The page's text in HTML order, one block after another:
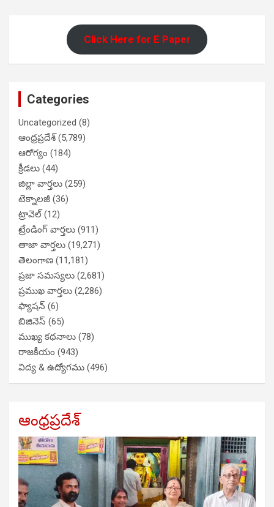
Click Here for E Paper
Categories
Uncategorized (8)
ఆంధ్రప్రదేశ్(5,789)
ఆరోగ్యం (184)
క్రీడలు (44)
జిల్లా వార్తలు (259)
టెక్నాలజీ (36)
ట్రావెల్(12)
ట్రేండింగ్ వార్తలు (911)
తాజా వార్తలు (19,271)
తెలంగాణ (11,181)
ప్రజా సమస్యలు (2,681)
ప్రముఖ వార్తలు (2,286)
ఫ్యాషన్ (6)
బిజినెస్ (65)
ముఖ్య కథనాలు (78)
రాజకీయం (943)
విద్య & ఉద్యోగము (496)
ఆంధ్రప్రదేశ్